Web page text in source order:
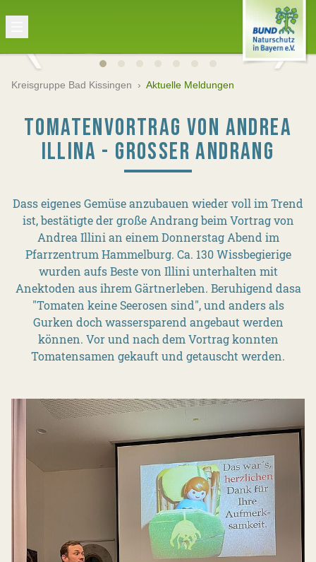
Kreisgruppe Bad Kissingen › Aktuelle Meldungen
TOMATENVORTRAG VON ANDREA
ILLINA - GROSSER ANDRANG
Dass eigenes Gemüse anzubauen wieder voll im Trend
ist, bestätigte der große Andrang beim Vortrag von
Andrea Illini an einem Donnerstag Abend im
Pfarrzentrum Hammelburg. Ca. 130 Wissbegierige
wurden aufs Beste von Illini unterhalten mit
Anektoden aus ihrem Gärtnerleben. Beruhigend dasa
"Tomaten keine Seerosen sind", und anders als
Gurken doch wassersparend angebaut werden
können. Vor und nach dem Vortrag konnten
Tomatensamen gekauft und getauscht werden.